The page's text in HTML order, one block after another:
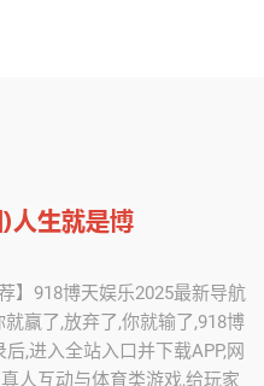
】918博天娱乐2025最新导航
赢了,放弃了,你就输了,918博
,进入全站入口并下载APP,网
人互动与体育类游戏,给玩家